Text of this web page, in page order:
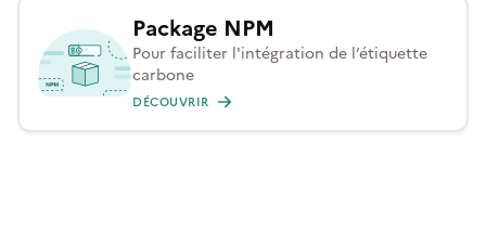
Package NPM
Pour faciliter l'intégration de l’étiquette
carbone
DÉCOUVRIR